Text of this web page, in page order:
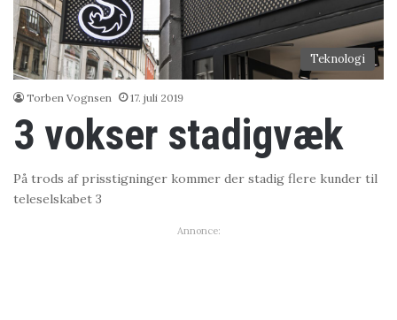
Teknologi
Torben Vognsen 17. juli 2019
3 vokser stadigvæk
På trods af prisstigninger kommer der stadig flere kunder til
teleselskabet 3
Annonce: